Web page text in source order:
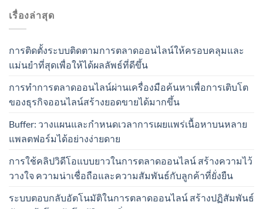
เรื่องล่าสุด
การติดตั้งระบบติดตามการตลาดออนไลน์ให้ครอบคลุมและ
แม่นยำที่สุดเพื่อให้ได้ผลลัพธ์ที่ดีขึ้น
การทำการตลาดออนไลน์ผ่านเครื่องมือค้นหาเพื่อการเติบโต
ของธุรกิจออนไลน์สร้างยอดขายได้มากขึ้น
Buffer: วางแผนและกำหนดเวลาการเผยแพร่เนื้อหาบนหลาย
แพลตฟอร์มได้อย่างง่ายดาย
การใช้คลิปวิดีโอแบบยาวในการตลาดออนไลน์ สร้างความไว้
วางใจ ความน่าเชื่อถือและความสัมพันธ์กับลูกค้าที่ยั่งยืน
ระบบตอบกลับอัตโนมัติในการตลาดออนไลน์ สร้างปฏิสัมพันธ์